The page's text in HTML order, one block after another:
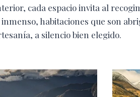
cada espacio invita al
habitaciones que son
a silencio bien elegido.